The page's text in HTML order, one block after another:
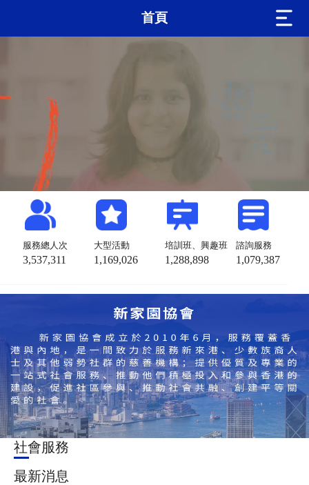
首頁
服務總人次
3,537,311
大型活動
1,169,026
培訓班、興趣班
1,288,898
諮詢服務
1,079,387
社會服務
最新消息